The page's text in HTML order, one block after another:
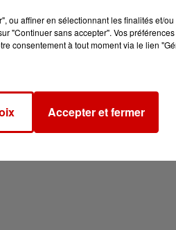
ou affiner en sélectionnant les finalités et/
"Continuer sans accepter". Vos
consentement à tout moment via le lien
Accepter et fermer